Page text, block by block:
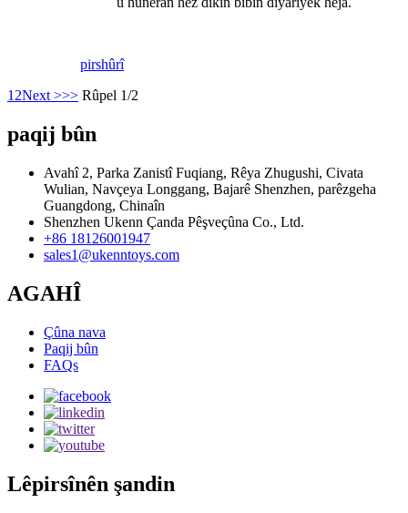
pirshûrî
12Next >>> Rûpel 1/2
paqij bûn
Avahî 2, Parka Zanistî Fuqiang, Rêya Zhugushi, Civata
Wulian, Navçeya Longgang, Bajarê Shenzhen, parêzgeha
Guangdong, Chinaîn
Shenzhen Ukenn Çanda Pêşveçûna Co., Ltd.
+86 18126001947
sales1@ukenntoys.com
AGAHÎ
Çûna nava
Paqij bûn
FAQs
Lêpirsînên şandin